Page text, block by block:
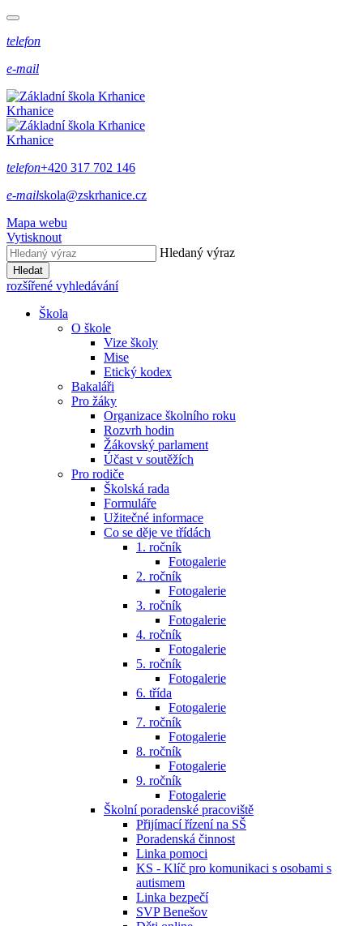
telefon
e-mail
Krhanice
Krhanice
telefon+420 317 702 146
e-mailskola@zskrhanice.cz
Mapa webu
Vytisknout
Hledaný výraz
Hledat
rozšířené vyhledávání
Škola
O škole
Vize školy
Mise
Etický kodex
Bakaláři
Pro žáky
Organizace školního roku
Rozvrh hodin
Žákovský parlament
Účast v soutěžích
Pro rodiče
Školská rada
Formuláře
Užitečné informace
Co se děje ve třídách
1. ročník
Fotogalerie
2. ročník
Fotogalerie
3. ročník
Fotogalerie
4. ročník
Fotogalerie
5. ročník
Fotogalerie
6. třída
Fotogalerie
7. ročník
Fotogalerie
8. ročník
Fotogalerie
9. ročník
Fotogalerie
Školní poradenské pracoviště
Přijímací řízení na SŠ
Poradenská činnost
Linka pomoci
KS - Klíč pro komunikaci s osobami s
autismem
Linka bezpečí
SVP Benešov